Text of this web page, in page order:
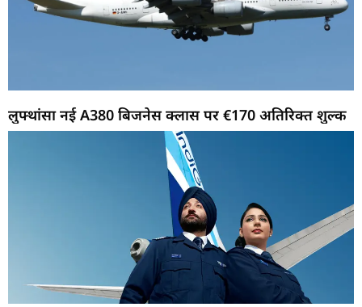
लुफ्थांसा नई A380 बिजनेस क्लास पर €170 अतिरिक्त शुल्क